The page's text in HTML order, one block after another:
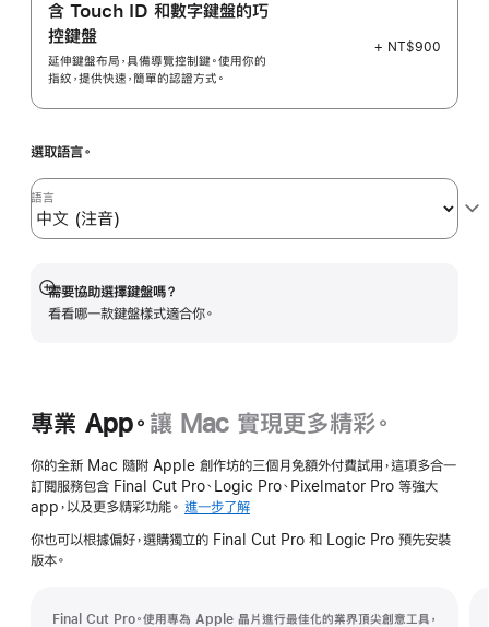
含 Touch ID 和數字鍵盤的巧
控鍵盤
延伸鍵盤布局，具備導覽控制鍵。使用你的
指紋，提供快速，簡單的認證方式。
+ NT$900
選取語言。
語言
需要協助選擇鍵盤嗎？
看看哪一款鍵盤樣式適合你。
顯
示
專業 App。 讓 Mac 實現更多精彩。
你的全新 Mac 隨附 Apple 創作坊的三個月免額外付費試用，這項多合一
訂閱服務包含 Final Cut Pro、Logic Pro、Pixelmator Pro 等強大
app，以及更多精彩功能。 進一步了解
步
你也可以根據偏好，選購獨立的 Final Cut Pro 和 Logic Pro 預先安裝
版本。
Final Cut Pro。使用專為 Apple 晶片進行最佳化的業界頂尖創意工具，